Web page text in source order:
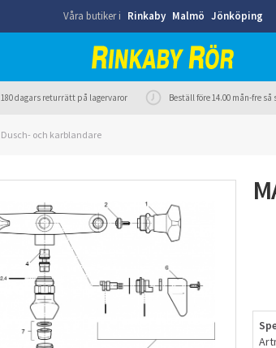
Våra butiker i Rinkaby Malmö Jönköping
180 dagars returrätt på lagervaror Beställ före 14.00 mån-fre
Dusch- och karblandare